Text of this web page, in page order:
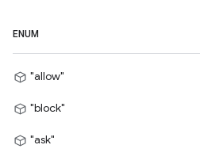
ENUM
"allow"
"block"
"ask"